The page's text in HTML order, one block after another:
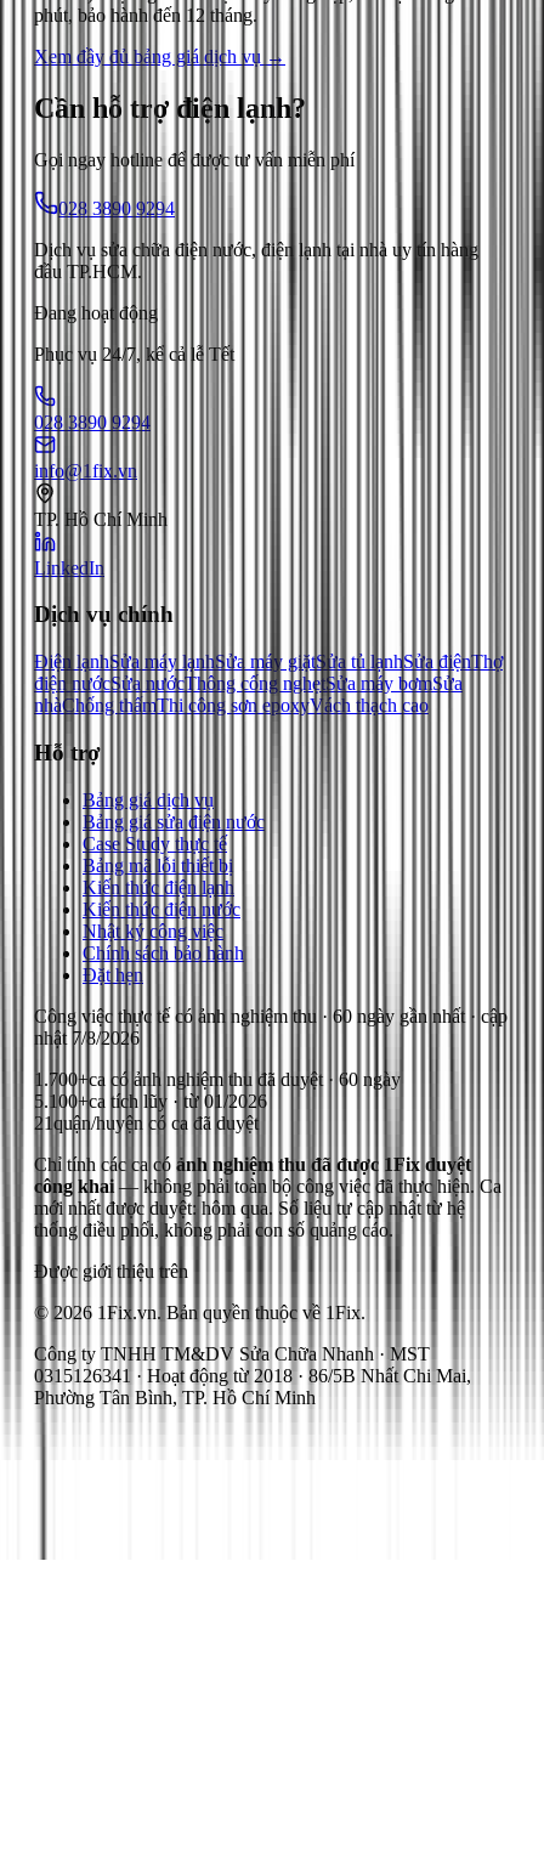
phút, bảo hành đến 12 tháng.
Xem đầy đủ bảng giá dịch vụ →
Cần hỗ trợ điện lạnh?
Gọi ngay hotline để được tư vấn miễn phí
028 3890 9294
Dịch vụ sửa chữa điện nước, điện lạnh tại nhà uy tín hàng
đầu TP.HCM.
Đang hoạt động
Phục vụ 24/7, kể cả lễ Tết
028 3890 9294
info@1fix.vn
TP. Hồ Chí Minh
LinkedIn
Dịch vụ chính
Điện lạnhSửa máy lạnhSửa máy giặtSửa tủ lạnhSửa điệnThợ
điện nướcSửa nướcThông cống nghẹtSửa máy bơmSửa
nhàChống thấmThi công sơn epoxyVách thạch cao
Hỗ trợ
Bảng giá dịch vụ
Bảng giá sửa điện nước
Case Study thực tế
Bảng mã lỗi thiết bị
Kiến thức điện lạnh
Kiến thức điện nước
Nhật ký công việc
Chính sách bảo hành
Đặt hẹn
Công việc thực tế có ảnh nghiệm thu · 60 ngày gần nhất · cập
nhật 7/8/2026
1.700+ca có ảnh nghiệm thu đã duyệt · 60 ngày
5.100+ca tích lũy · từ 01/2026
21quận/huyện có ca đã duyệt
Chỉ tính các ca có ảnh nghiệm thu đã được 1Fix duyệt
công khai — không phải toàn bộ công việc đã thực hiện. Ca
mới nhất được duyệt: hôm qua. Số liệu tự cập nhật từ hệ
thống điều phối, không phải con số quảng cáo.
Được giới thiệu trên
© 2026 1Fix.vn. Bản quyền thuộc về 1Fix.
Công ty TNHH TM&DV Sửa Chữa Nhanh · MST
0315126341 · Hoạt động từ 2018 · 86/5B Nhất Chi Mai,
Phường Tân Bình, TP. Hồ Chí Minh